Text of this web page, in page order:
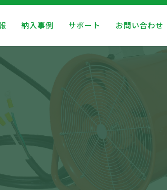
納入事例 サポート お問い合わせ